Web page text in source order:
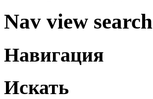
Nav view search
Навигация
Искать